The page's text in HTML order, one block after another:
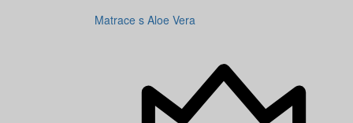
Matrace s Aloe Vera